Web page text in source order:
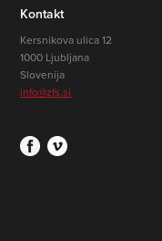
Kontakt
Kersnikova ulica 12
1000 Ljubljana
Slovenija
info@zfs.si